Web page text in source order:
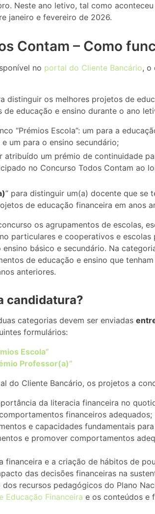
Neste ano letivo, tal como
janeiro e fevereiro de 2026.
Contam – Como
no portal do Cliente Bancário, o
distinguir os melhores projetos de
de educação e ensino durante o ano
“Prémios Escola”: um para a
um para o ensino secundário;
atribuído um prémio de continuidade
no Concurso Todos Contam ao
” para distinguir um(a) docente que se
de educação financeira em anos
os agrupamentos de escolas,
particulares e cooperativos e escolas
básico e secundário. Na
de educação e ensino que
anteriores.
candidatura?
categorias devem ser enviadas
formulários:
Escola”
Professor(a)”
do Cliente Bancário, os projetos a
da literacia financeira no
financeiros adequados;
e capacidades fundamentais
e promover comportamentos
financeira e a criação de hábitos de
das decisões financeiras na
recursos pedagógicos do Plano
Educação Financeira e os conteúdos e